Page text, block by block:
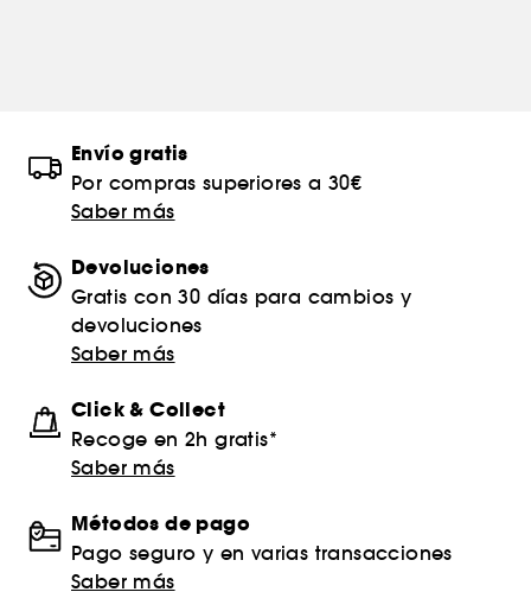
Envío gratis
Por compras superiores a 30€
Saber más
Devoluciones
Gratis con 30 días para cambios y
devoluciones
Saber más
Click & Collect
Recoge en 2h gratis*
Saber más
Métodos de pago
Pago seguro y en varias transacciones
Saber más